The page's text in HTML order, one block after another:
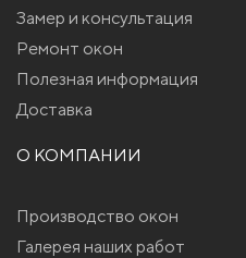
Замер и консультация
Ремонт окон
Полезная информация
Доставка
О КОМПАНИИ
Производство окон
Галерея наших работ